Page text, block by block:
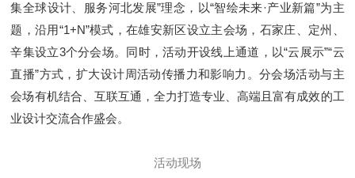
集全球设计、服务河北发展”理念，以“智绘未来·产业新篇”为主
题，沿用“1+N”模式，在雄安新区设立主会场，石家庄、定州、
辛集设立3个分会场。同时，活动开设线上通道，以“云展示”“云
直播”方式，扩大设计周活动传播力和影响力。分会场活动与主
会场有机结合、互联互通，全力打造专业、高端且富有成效的工
业设计交流合作盛会。
活动现场